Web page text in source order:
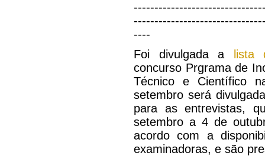
----
Foi divulgada a lista
concurso Prgrama de
Técnico e Científico
setembro será
para as entrevistas,
setembro a 4 de
acordo com a
examinadoras, e são